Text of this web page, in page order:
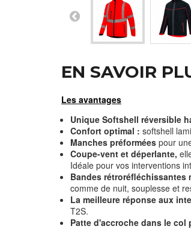
EN SAVOIR
Les avantages
Unique Softshell réversible
Confort optimal : softshell
Manches préformées pour
Coupe-vent et déperlante,
Idéale pour vos interventions
Bandes rétroréfléchissantes
comme de nuit, souplesse et
La meilleure réponse aux
T2S.
Patte d'accroche dans le col